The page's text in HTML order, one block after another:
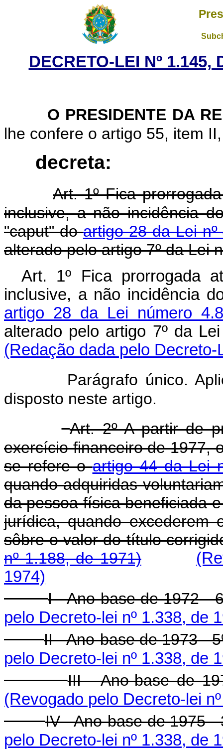
DECRETO-LEI Nº 1.145,
O PRESIDENTE DA
lhe confere o artigo 55, item
decreta:
Art. 1º Fica
inclusive, a não incidência
"caput" doartigo 28 da Lei
alterado pelo artigo 7º da Lei
Art. 1º Fica prorrogada
inclusive, a não incidência
artigo 28 da Lei número
alterado pelo artigo 7º da
(Redação dada pelo Decreto-
Parágrafo único.
disposto neste artigo.
Art. 2º A partir de
exercício financeiro de 1977,
se refere oartigo 44 da Lei
quando adquiridas
da pessoa física beneficiada
jurídica, quando excederem
sôbre o valor do título
nº 1.188, de 1971)
1974)
I - Ano-base de 1972 -
pelo Decreto-lei nº 1.338, de
II - Ano-base de 1973 -
pelo Decreto-lei nº 1.338, de
III - Ano-base de
(Revogado pelo Decreto-lei
IV - Ano-base de 1975
pelo Decreto-lei nº 1.338, de